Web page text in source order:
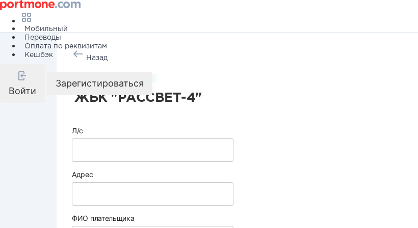
Мобильный
Переводы
Оплата по реквизитам
Кешбэк
Войти
Зарегистироваться
Назад
ЖБК "РАССВЕТ-4"
Л/с
Адрес
ФИО плательщика